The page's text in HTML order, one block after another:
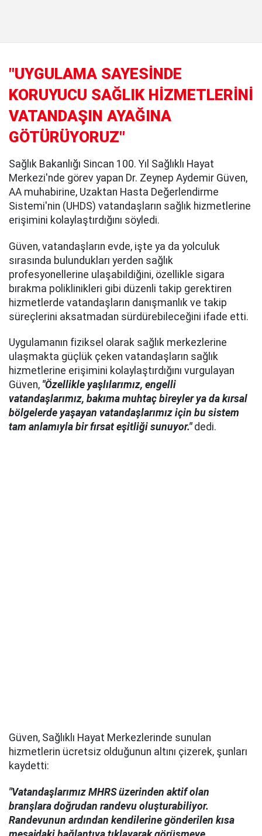
"UYGULAMA SAYESİNDE
KORUYUCU SAĞLIK HİZMETLERİNİ
VATANDAŞIN AYAĞINA
GÖTÜRÜYORUZ"
Sağlık Bakanlığı Sincan 100. Yıl Sağlıklı Hayat
Merkezi'nde görev yapan Dr. Zeynep Aydemir Güven,
AA muhabirine, Uzaktan Hasta Değerlendirme
Sistemi'nin (UHDS) vatandaşların sağlık hizmetlerine
erişimini kolaylaştırdığını söyledi.
Güven, vatandaşların evde, işte ya da yolculuk
sırasında bulundukları yerden sağlık
profesyonellerine ulaşabildiğini, özellikle sigara
bırakma poliklinikleri gibi düzenli takip gerektiren
hizmetlerde vatandaşların danışmanlık ve takip
süreçlerini aksatmadan sürdürebileceğini ifade etti.
Uygulamanın fiziksel olarak sağlık merkezlerine
ulaşmakta güçlük çeken vatandaşların sağlık
hizmetlerine erişimini kolaylaştırdığını vurgulayan
Güven, "Özellikle yaşlılarımız, engelli
vatandaşlarımız, bakıma muhtaç bireyler ya da kırsal
bölgelerde yaşayan vatandaşlarımız için bu sistem
tam anlamıyla bir fırsat eşitliği sunuyor."dedi.
Güven, Sağlıklı Hayat Merkezlerinde sunulan
hizmetlerin ücretsiz olduğunun altını çizerek, şunları
kaydetti:
"Vatandaşlarımız MHRS üzerinden aktif olan
branşlara doğrudan randevu oluşturabiliyor.
Randevunun ardından kendilerine gönderilen kısa